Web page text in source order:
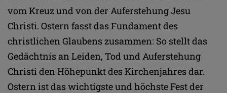
vom Kreuz und von der Auferstehung Jesu
Christi. Ostern fasst das Fundament des
christlichen Glaubens zusammen: So stellt das
Gedächtnis an Leiden, Tod und Auferstehung
Christi den Höhepunkt des Kirchenjahres dar.
Ostern ist das wichtigste und höchste Fest der